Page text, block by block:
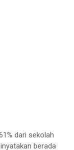
dari sekolah
berada